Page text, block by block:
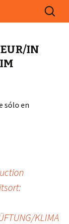
ofertas deBuscar:
IN
sólo en
KLIMA